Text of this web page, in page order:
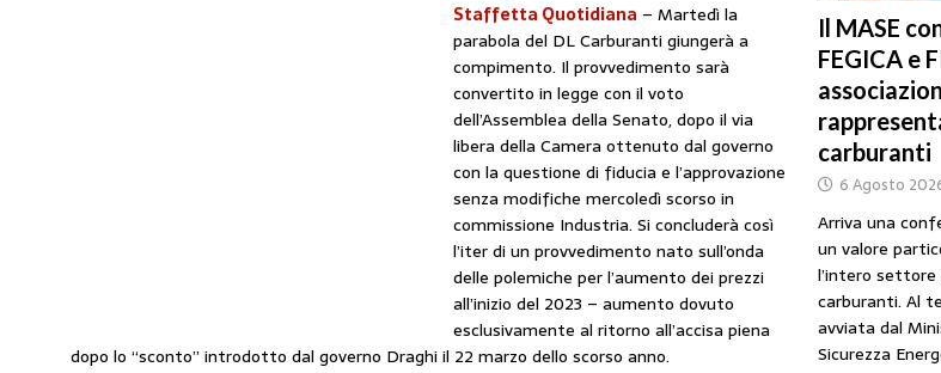
COMUNICATI STAMPA
Taglio delle accise, il prezzo è libero: i controlli non diventino una presunzione di
MERCATO PREZZI CARBURANTI
CARBURANTI. CONTROLLI SUI PRODOTTI ADULTERATI: ALTRA SITUAZIONE GRAVE MA
Staffetta Quotidiana – Martedì la
parabola del DL Carburanti giungerà a
compimento. Il provvedimento sarà
convertito in legge con il voto
dell’Assemblea della Senato, dopo il via
libera della Camera ottenuto dal governo
con la questione di fiducia e l’approvazione
senza modifiche mercoledì scorso in
commissione Industria. Si concluderà così
l’iter di un provvedimento nato sull’onda
delle polemiche per l’aumento dei prezzi
all’inizio del 2023 – aumento dovuto
esclusivamente al ritorno all’accisa piena
dopo lo “sconto” introdotto dal governo Draghi il 22 marzo dello scorso anno.
Il MASE
FEGICA e
carburanti
6 Agosto
Arriva una
un valore
l’intero
carburanti. Al
avviata dal
Sicurezza